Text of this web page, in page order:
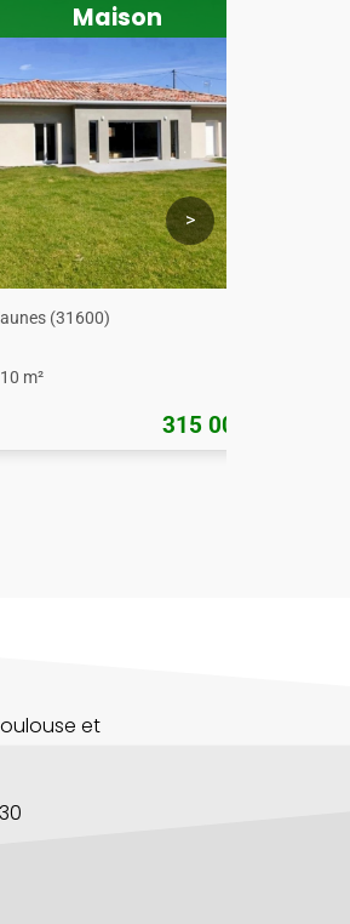
Maison
(31600)
m²
315 000 €
>
et